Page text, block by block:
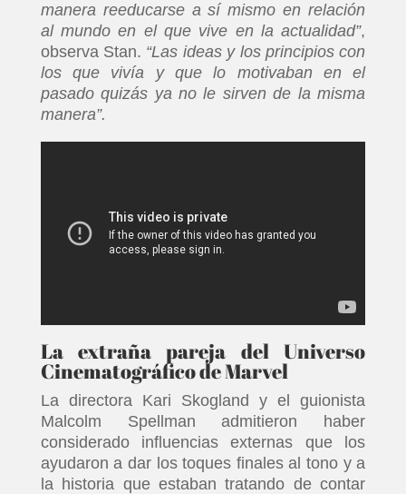
manera reeducarse a sí mismo en relación
al mundo en el que vive en la actualidad”,
observa Stan. “Las ideas y los principios con
los que vivía y que lo motivaban en el
pasado quizás ya no le sirven de la misma
manera”.
La extraña pareja del Universo
Cinematográfico de Marvel
La directora Kari Skogland y el guionista
Malcolm Spellman admitieron haber
considerado influencias externas que los
ayudaron a dar los toques finales al tono y a
la historia que estaban tratando de contar